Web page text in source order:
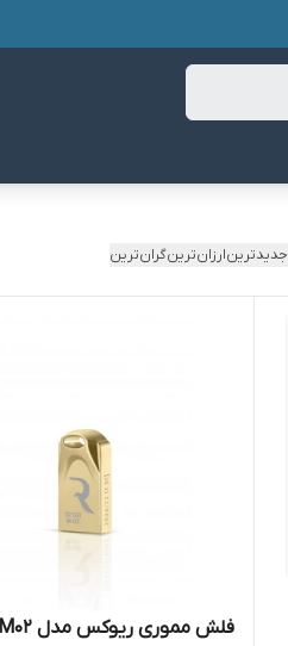
جدیدترینارزان‌ترینگران‌ترین
فلش مموری ریوکس مدل M02